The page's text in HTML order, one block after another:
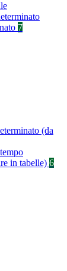
7
(da
in tabelle) 6